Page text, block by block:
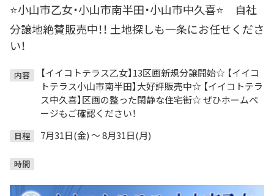
⭐小山市乙女・小山市南半田・小山市中久喜⭐ 自社
分譲地絶賛販売中！！ 土地探しも一条にお任せくださ
い！
内容
【イイコトテラス乙女】13区画新規分譲開始☆ 【イイコ
トテラス小山市南半田】大好評販売中☆ 【イイコトテラ
ス中久喜】区画の整った閑静な住宅街☆ ぜひホームペ
ージもご確認ください！
日程 7月31日(金) ～ 8月31日(月)
時間